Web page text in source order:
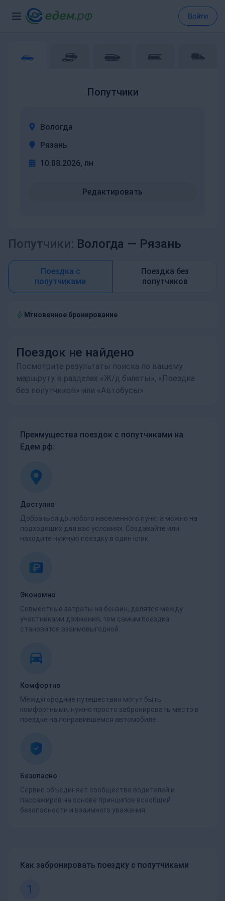
Войти
Попутчики
Вологда
Рязань
10.08.2026, пн
Редактировать
Попутчики: Вологда — Рязань
Поездка с
попутчиками
Поездка без
попутчиков
Мгновенное бронирование
Поездок не найдено
Посмотрите результаты поиска по вашему
маршруту в разделах «Ж/д билеты», «Поездка
без попутчиков» или «Автобусы»
Преимущества поездок с попутчиками на
Едем.рф:
Доступно
Добраться до любого населенного пункта можно на
подходящих для вас условиях. Создавайте или
находите нужную поездку в один клик.
Экономно
Совместные затраты на бензин, делятся между
участниками движения, тем самым поездка
становится взаимовыгодной.
Комфортно
Междугородние путешествия могут быть
комфортными, нужно просто забронировать место в
поездке на понравившемся автомобиле.
Безопасно
Сервис объединяет сообщество водителей и
пассажиров на основе принципов всеобщей
безопасности и взаимного уважения.
Как забронировать поездку с попутчиками
1